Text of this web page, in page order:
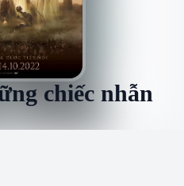
chiếc nhẫn